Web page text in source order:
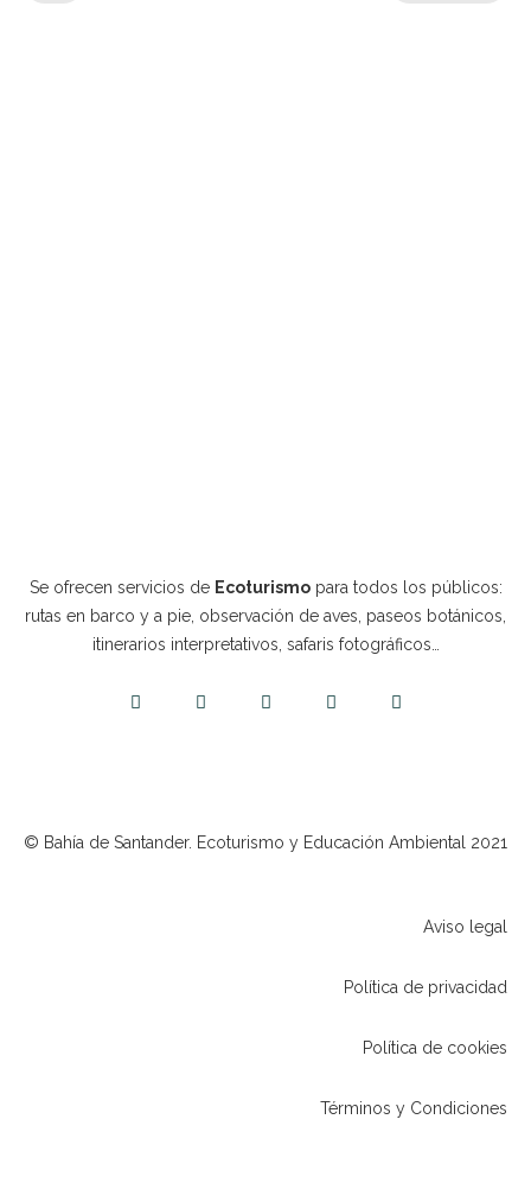
Se ofrecen servicios de Ecoturismopara todos los públicos:
rutas en barco y a pie, observación de aves, paseos botánicos,
itinerarios interpretativos, safaris fotográficos…
© Bahía de Santander. Ecoturismo y Educación Ambiental 2021
Aviso legal
Política de privacidad
Política de cookies
Términos y Condiciones